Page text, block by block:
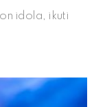
idola, ikuti